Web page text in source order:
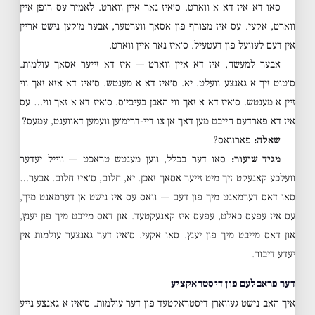
סאו דא איז דא א ווארט. ס׳איז נאר איין ווארט. לאמיר עס רופן איין
ווארט, אקעי. עס איז מצורף פון אסאך ווערטער, אבער מ׳קען נישט אריין
אין דעם לעוועל פון דעטעיל. ס׳איז נאר איין ווארט.
אבער למעשה, איז דא איין ווארט — איז דא זייער אסאך עולמות.
ס׳טוט זיך א גאנצע וועלט. יא. ס׳איז דא א מענטש. ס׳איז דא אזא זאך ווי
זיין א מענטש. ס׳איז דא א זאך ווי האבן בעיבי׳ס. ס׳איז דא א זאך ווי… עס
איז דא פארדעם הייבט מען דאך אן צו דיי-דרימ׳ען וועמען דאווענט, עמעס?
שאלה: פארוואס?
מגיד שיעור: סאו דער בכלל, ווען מענטש טראכט — ווייל יעדער
וועלכע קאנעקט זיך מיט זייער אסאך זאכן. יא, חלום, ס׳איז חלום. אבער…
סאו דאס דערמאנט מיך פון דעם — וואס עס איז נישט אן דערמאנט מיך,
עס איז עפעס כאלט, עפעס איז קאנעקטעד. און דאס מייבט מיך פון יענץ,
און דאס מייבט מיך פון יענץ. סאו אקעי. ס׳איז דער גאנצער עולמות אין
יעדע דיבור.
דער פראבלעם פון דיסטראקציע
איך האב נישט געווארן דיסטראקטעד פון דער עולמות. ס׳איז א גאנצע נייע